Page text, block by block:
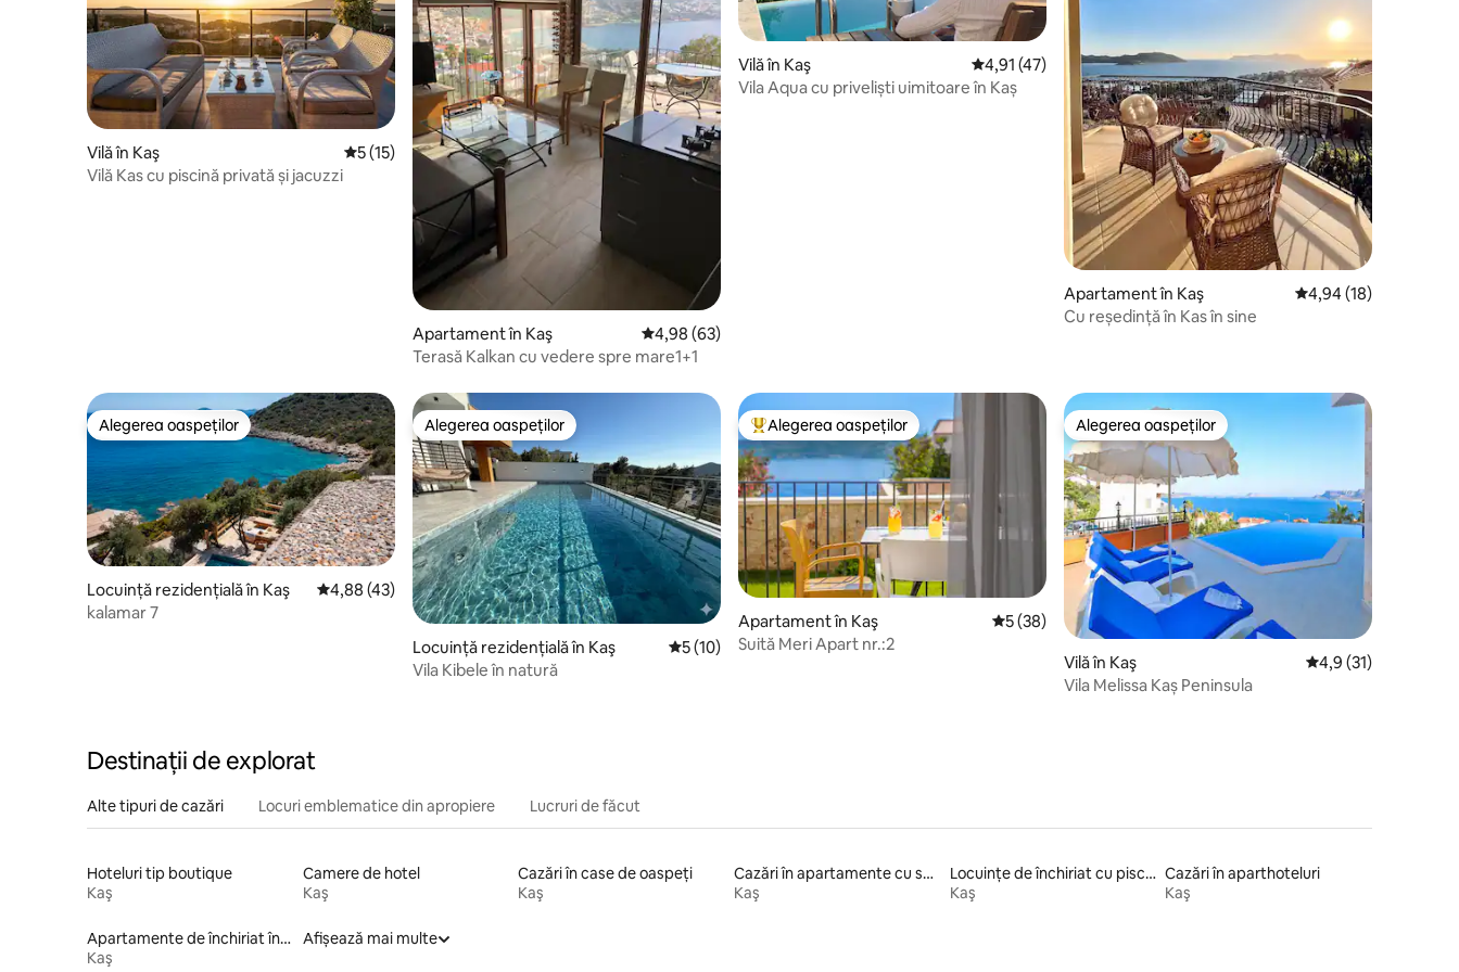
Vilă în Kaş Scor mediu de 5 din 5, 15 recenzii
5 (15)
Vilă Kas cu piscină privată și jacuzzi
Apartament în Kaş Scor mediu de 4,98 din 5, 63 recenzii
4,98 (63)
Terasă Kalkan cu vedere spre mare1+1
Vilă în Kaş Scor mediu de 4,91 din 5, 47 recenzii
4,91 (47)
Vila Aqua cu priveliști uimitoare în Kaș
Apartament în Kaş Scor mediu de 4,94
4,94 (18)
Cu reședință în Kas în sine
Alegerea oaspeților
Alegerea oaspeților
Locuință rezidențială în Kaş Scor mediu de 4,88 din 5, 43 recenzii
4,88 (43)
kalamar 7
Alegerea oaspeților
Alegerea oaspeților
Locuință rezidențială în Kaş Scor mediu de 5 din 5, 10 recenzii
5 (10)
Vila Kibele în natură
Locuință din topul categoriei Alegerea oaspeților
Alegerea oaspeților
Apartament în Kaş Scor mediu de 5 din 5, 38 recenzii
5 (38)
Suită Meri Apart nr.:2
Alegerea oaspeților
Alegerea oaspeților
Vilă în Kaş Scor mediu de 4,9
4,9 (31)
Vila Melissa Kaș Peninsula
Destinații de explorat
Alte tipuri de cazări Locuri emblematice din apropiere Lucruri de făcut
Hoteluri tip boutique
Kaş
Camere de hotel
Kaş
Cazări în case de oaspeți
Kaş
Cazări în apartamente cu servicii incluse
Kaş
Locuințe de închiriat cu piscină
Kaş
Cazări în aparthoteluri
Kaş
Apartamente de închiriat în complex rezidențial
Kaş
Afișează mai multe